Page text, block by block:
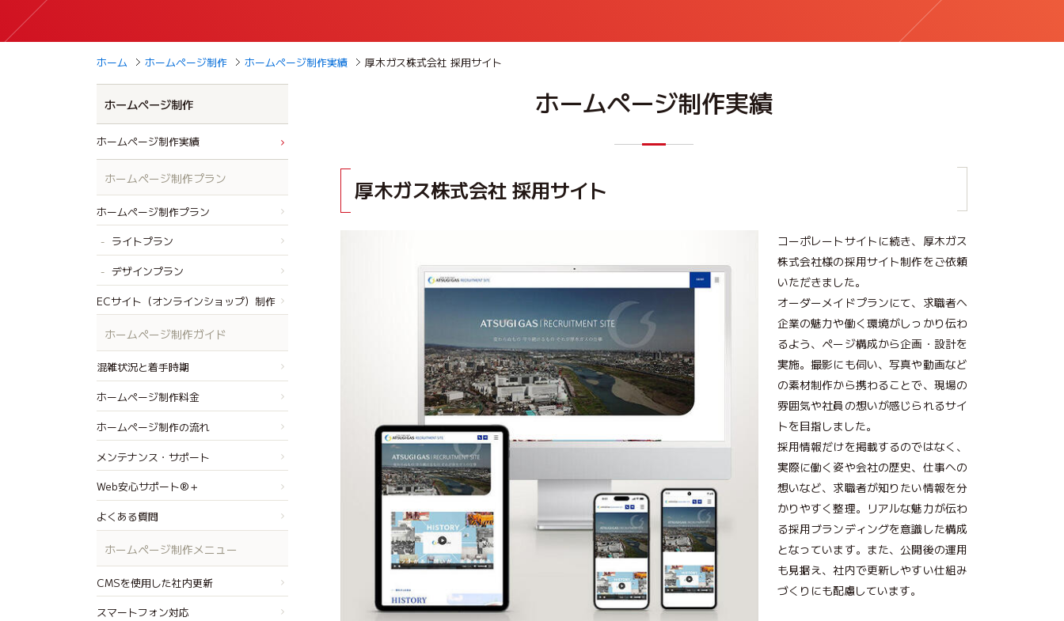
ホーム ホームページ制作 ホームページ制作実績 厚木ガス株式会社 採用サイト
ホームページ制作実績
厚木ガス株式会社 採用サイト
コーポレートサイトに続き、厚木ガス
株式会社様の採用サイト制作をご依頼
いただきました。
オーダーメイドプランにて、求職者へ
企業の魅力や働く環境がしっかり伝わ
るよう、ページ構成から企画・設計を
実施。撮影にも伺い、写真や動画など
の素材制作から携わることで、現場の
雰囲気や社員の想いが感じられるサイ
トを目指しました。
採用情報だけを掲載するのではなく、
実際に働く姿や会社の歴史、仕事への
想いなど、求職者が知りたい情報を分
かりやすく整理。リアルな魅力が伝わ
る採用ブランディングを意識した構成
となっています。また、公開後の運用
も見据え、社内で更新しやすい仕組み
づくりにも配慮しています。
ホームページ制作
ホームページ制作実績
ホームページ制作プラン
ホームページ制作プラン
ライトプラン
デザインプラン
ECサイト（オンラインショップ）制作
ホームページ制作ガイド
混雑状況と着手時期
ホームページ制作料金
ホームページ制作の流れ
メンテナンス・サポート
Web安心サポート®＋
よくある質問
ホームページ制作メニュー
CMSを使用した社内更新
スマートフォン対応